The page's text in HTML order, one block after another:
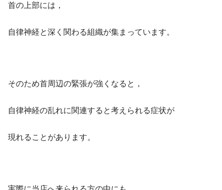
首の上部には，
自律神経と深く関わる組織が集まっています。
そのため首周辺の緊張が強くなると，
自律神経の乱れに関連すると考えられる症状が
現れることがあります。